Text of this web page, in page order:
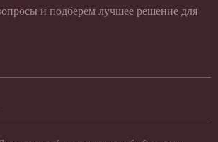
и подберем лучшее решение для